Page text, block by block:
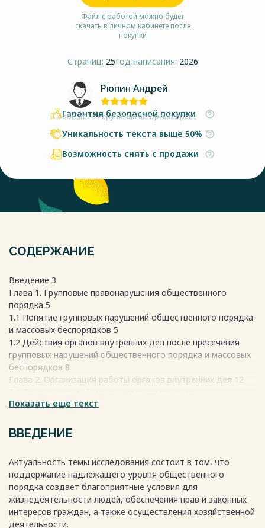
Файл с работой можно будет
скачать в личном кабинете после
покупки
Страниц: 25Год написания: 2026
Рюпин Андрей
Сообщить о нарушении авторских прав
Гарантия безопасной покупки
Уникальность текста выше 50%
Возможность снять с продажи
СОДЕРЖАНИЕ
Введение 3
Глава 1. Групповые правонарушения общественного
порядка 5
1.1 Понятие групповых нарушений общественного порядка
и массовых беспорядков 5
1.2 Действия органов внутренних дел после пресечения
групповых нарушений общественного порядка и массовых
беспорядков 8
Глава 2. Организация работы органов внутренних дел 12
предупреждению и пресечению групповых нарушений
2.2 Действия органов внутренних дел после пресечения
групповых нарушений общественного порядка и массовых
Заключение 23
Список использованной литературы 24
Весь текст будет доступенпосле покупки
Показать еще текст
ВВЕДЕНИЕ
Актуальность темы исследования состоит в том, что
поддержание надлежащего уровня общественного
порядка создает благоприятные условия для
жизнедеятельности людей, обеспечения прав и законных
интересов граждан, а также осуществления хозяйственной
деятельности.